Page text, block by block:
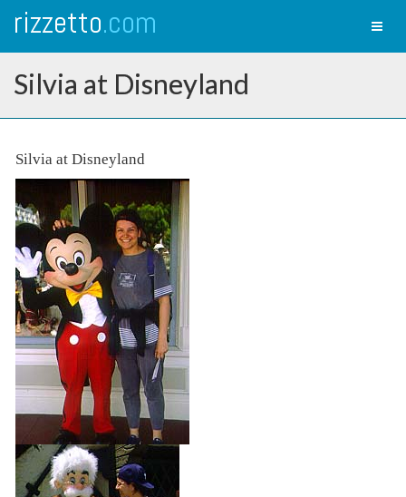
rizzetto.com
Silvia at Disneyland
Silvia at Disneyland